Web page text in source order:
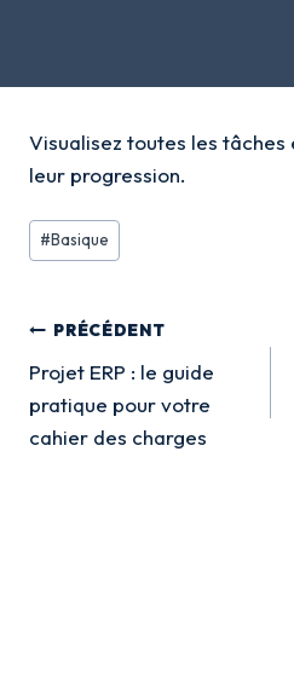
Visualisez toutes les
leur progression.
Étiquettes
de
publication :
#Basique
Navigation
de
l’article
PRÉCÉDENT
Projet ERP : le guide
pratique pour votre
cahier des charges